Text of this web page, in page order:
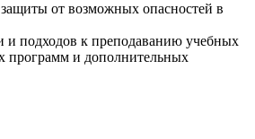
от возможных опасностей в
и подходов к преподаванию учебных
программ и дополнительных